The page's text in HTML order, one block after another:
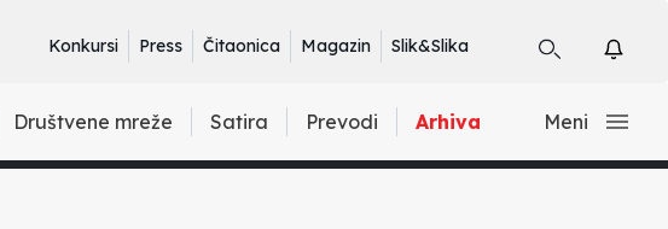
Konkursi Press Čitaonica Magazin Slik&Slika
Društvene mreže Satira Prevodi Arhiva Meni